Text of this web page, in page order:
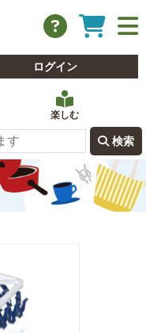
ログイン
楽しむ
 検索